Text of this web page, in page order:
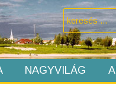
NAGYVILÁG